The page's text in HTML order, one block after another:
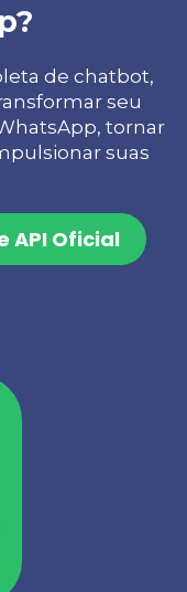
de chatbot,
seu
tornar
suas
API Oficial